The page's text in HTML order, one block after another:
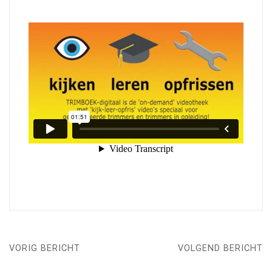
VORIG BERICHT VOLGEND BERICHT